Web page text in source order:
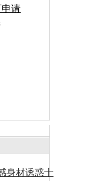
申请
身材诱惑十